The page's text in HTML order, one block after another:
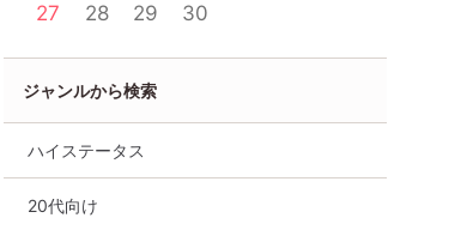
横浜
27
28 29 30
ジャンルから検索
ハイステータス
20代向け